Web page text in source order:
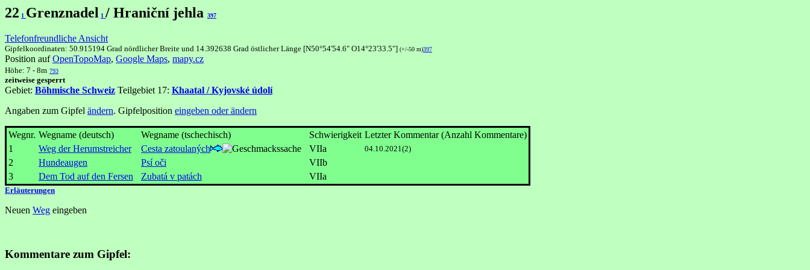
22 1 Grenznadel 1 / Hraniční jehla 397
Telefonfreundliche Ansicht
Gipfelkoordinaten: 50.915194 Grad nördlicher Breite und 14.392638 Grad östlicher Länge [N50°54'54.6" O14°23'33.5"] (+/-50 m)397
Position aufOpenTopoMap, Google Maps, mapy.cz
Höhe: 7 - 8m 793
zeitweise gesperrt
Gebiet: Böhmische Schweiz Teilgebiet 17: Khaatal / Kyjovské údolí
Angaben zum Gipfel ändern. Gipfelposition eingeben oder ändern
Wegnr. Wegname (deutsch) Wegname (tschechisch) Schwierigkeit Letzter Kommentar (Anzahl Kommentare)
1
Weg der Herumstreicher Cesta zatoulaných VIIa 04.10.2021(2)
2 Hundeaugen Psí oči
VIIb
3
Dem Tod auf den Fersen Zubatá v patách VIIa
Erläuterungen
Neuen Weg eingeben
Kommentare zum Gipfel: